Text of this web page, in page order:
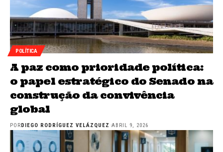
POLÍTICA
A paz como prioridade política:
o papel estratégico do Senado na
construção da convivência
global
POR DIEGO RODRÍGUEZ VELÁZQUEZ ABRIL 9, 2026